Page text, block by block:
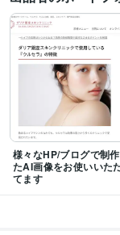
様々なHP/ブログで制
たAI画像をお使いいた
てます